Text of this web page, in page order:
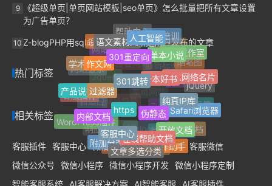
9
《超级单页|单页网站模板|seo单页》怎么批量把所有文章设置
为广告单页？
10 Z-blogPHP用sql命令批量删除指定用户发布的文章
热门标签
Z-blogPHP
FinchUI
网址导航
单页网站
Z-Blog插件
微信公众号
开发服务
定制服务
响应式
自适应
Jquery
博客网站最新标签
热门标签
随机标签
标签归档
AI写作助手
文章多选分类
附加分类
WordPress插件
客服插件
网站搬家
网站信息
favicon网站标签
缩略图
jQuery
Safari浏览器
开放文档
在线帮助文档
客服中心
内部文档
产品说明书
学术论著
设计资料
帮助中心技术培训
网络工作室
个人网络名片
纯真IP库
伪静态
https
过滤器
作文网
语文素材网人工智能
单本小说
一本好书
301跳转
301重定向
相关标签
客服插件 客服中心 微信客服插件 客服工具 客服微信
微信公众号
微信小程序 微信小程序开发
微信小程序定制